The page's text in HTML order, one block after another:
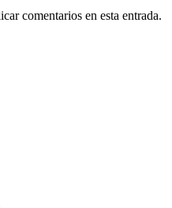
comentarios en esta entrada.